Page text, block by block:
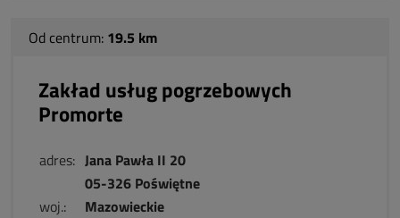
Od centrum: 19.5 km
Zakład usług pogrzebowych
Promorte
adres: Jana Pawła II 20
05-326 Poświętne
woj.:
Mazowieckie